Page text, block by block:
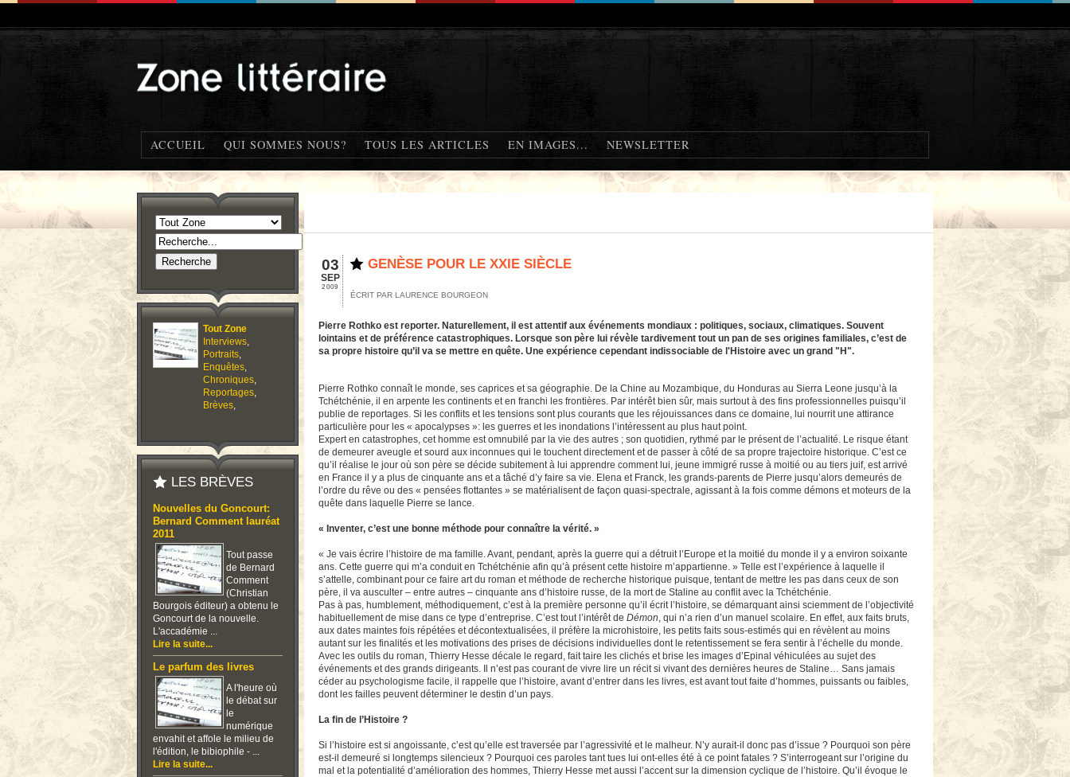
ACCUEIL QUI SOMMES NOUS? TOUS LES ARTICLES EN IMAGES... NEWSLETTER
Tout Zone
Interviews,
Portraits,
Enquêtes,
Chroniques,
Reportages,
Brèves,
LES BRÈVES
Nouvelles du Goncourt:
Bernard Comment lauréat
2011
Tout passe
de Bernard
Comment
(Christian
Bourgois éditeur) a obtenu le
Goncourt de la nouvelle.
L'accadémie ...
Lire la suite...
Le parfum des livres
A l'heure où
le débat sur
le
numérique
envahit et affole le milieu de
l'édition, le bibiophile - ...
Lire la suite...
03
SEP
2009
GENÈSE POUR LE XXIE SIÈCLE
ÉCRIT PAR LAURENCE BOURGEON
Pierre Rothko est reporter. Naturellement, il est attentif aux événements mondiaux : politiques, sociaux, climatiques. Souvent
lointains et de préférence catastrophiques. Lorsque son père lui révèle tardivement tout un pan de ses origines familiales, c’est de
sa propre histoire qu’il va se mettre en quête. Une expérience cependant indissociable de l'Histoire avec un grand "H".
Pierre Rothko connaît le monde, ses caprices et sa géographie. De la Chine au Mozambique, du Honduras au Sierra Leone jusqu’à la
Tchétchénie, il en arpente les continents et en franchi les frontières. Par intérêt bien sûr, mais surtout à des fins professionnelles puisqu’il
publie de reportages. Si les conflits et les tensions sont plus courants que les réjouissances dans ce domaine, lui nourrit une attirance
particulière pour les « apocalypses »: les guerres et les inondations l’intéressent au plus haut point.
Expert en catastrophes, cet homme est omnubilé par la vie des autres ; son quotidien, rythmé par le présent de l’actualité. Le risque étant
de demeurer aveugle et sourd aux inconnues qui le touchent directement et de passer à côté de sa propre trajectoire historique. C’est ce
qu’il réalise le jour où son père se décide subitement à lui apprendre comment lui, jeune immigré russe à moitié ou au tiers juif, est arrivé
en France il y a plus de cinquante ans et a tâché d’y faire sa vie. Elena et Franck, les grands-parents de Pierre jusqu’alors demeurés de
l’ordre du rêve ou des « pensées flottantes » se matérialisent de façon quasi-spectrale, agissant à la fois comme démons et moteurs de la
quête dans laquelle Pierre se lance.
« Inventer, c’est une bonne méthode pour connaître la vérité. »
« Je vais écrire l’histoire de ma famille. Avant, pendant, après la guerre qui a détruit l’Europe et la moitié du monde il y a environ soixante
ans. Cette guerre qui m’a conduit en Tchétchénie afin qu’à présent cette histoire m’appartienne. » Telle est l’expérience à laquelle il
s’attelle, combinant pour ce faire art du roman et méthode de recherche historique puisque, tentant de mettre les pas dans ceux de son
père, il va ausculter – entre autres – cinquante ans d’histoire russe, de la mort de Staline au conflit avec la Tchétchénie.
Pas à pas, humblement, méthodiquement, c’est à la première personne qu’il écrit l’histoire, se démarquant ainsi sciemment de l’objectivité
habituellement de mise dans ce type d’entreprise. C’est tout l’intérêt de Démon, qui n’a rien d’un manuel scolaire. En effet, aux faits bruts,
aux dates maintes fois répétées et décontextualisées, il préfère la microhistoire, les petits faits sous-estimés qui en révèlent au moins
autant sur les finalités et les motivations des prises de décisions individuelles dont le retentissement se fera sentir à l’échelle du monde.
Avec les outils du roman, Thierry Hesse décale le regard, fait taire les clichés et brise les images d’Epinal véhiculées au sujet des
événements et des grands dirigeants. Il n’est pas courant de vivre lire un récit si vivant des dernières heures de Staline… Sans jamais
céder au psychologisme facile, il rappelle que l’histoire, avant d’entrer dans les livres, est avant tout faite d’hommes, puissants ou faibles,
dont les failles peuvent déterminer le destin d’un pays.
La fin de l’Histoire ?
Si l’histoire est si angoissante, c’est qu’elle est traversée par l’agressivité et le malheur. N’y aurait-il donc pas d’issue ? Pourquoi son père
est-il demeuré si longtemps silencieux ? Pourquoi ces paroles tant tues lui ont-elles été à ce point fatales ? S’interrogeant sur l’origine du
mal et la potentialité d’amélioration des hommes, Thierry Hesse met aussi l’accent sur la dimension cyclique de l’histoire. Qu’il évoque le